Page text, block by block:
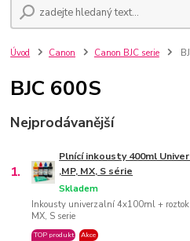
Úvod Canon Canon BJC serie
BJC 600S
Nejprodávanější
1.
Plnící inkousty 400ml
,MP, MX, S série
Inkousty univerzalní 4x100ml + roztok
MX, S serie
Skladem
TOP produkt Akce